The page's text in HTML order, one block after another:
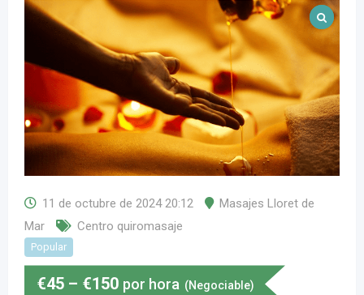
11 de octubre de 2024 20:12
Masajes Lloret de
Mar
Centro quiromasaje
Popular
€45 – €150 por hora (Negociable)